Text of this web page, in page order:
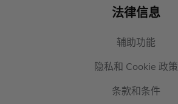
法律信息
辅助功能
隐私和 Cookie 政策
条款和条件